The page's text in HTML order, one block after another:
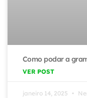
Como podar a
VER POST
janeiro 14, 2025